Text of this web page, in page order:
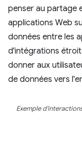
penser au partage
applications Web
données entre les
d'intégrations
donner aux
de données vers
Exemple